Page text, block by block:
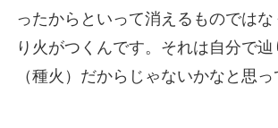
ったからといって消えるものでは
り火がつくんです。それは自分で
（種火）だからじゃないかなと思っ